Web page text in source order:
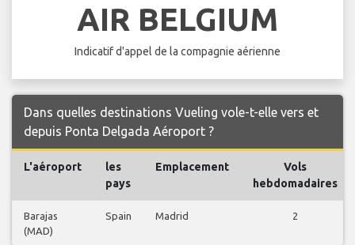
AIR BELGIUM
Indicatif d'appel de la compagnie aérienne
Dans quelles destinations Vueling vole-t-elle vers et
depuis Ponta Delgada Aéroport ?
L'aéroport
les
pays
Emplacement
Vols
hebdomadaires
Barajas
(MAD)
Spain Madrid 2